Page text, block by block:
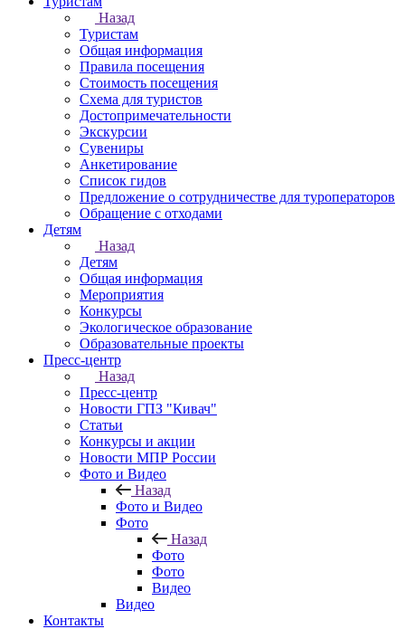
Назад
Туристам
Общая информация
Правила посещения
Стоимость посещения
Схема для туристов
Достопримечательности
Экскурсии
Сувениры
Анкетирование
Список гидов
Предложение о сотрудничестве для туроператоров
Обращение с отходами
Детям
Назад
Детям
Общая информация
Мероприятия
Конкурсы
Экологическое образование
Образовательные проекты
Пресс-центр
Назад
Пресс-центр
Новости ГПЗ "Кивач"
Статьи
Конкурсы и акции
Новости МПР России
Фото и Видео
Назад
Фото и Видео
Фото
Назад
Фото
Фото
Видео
Видео
Контакты